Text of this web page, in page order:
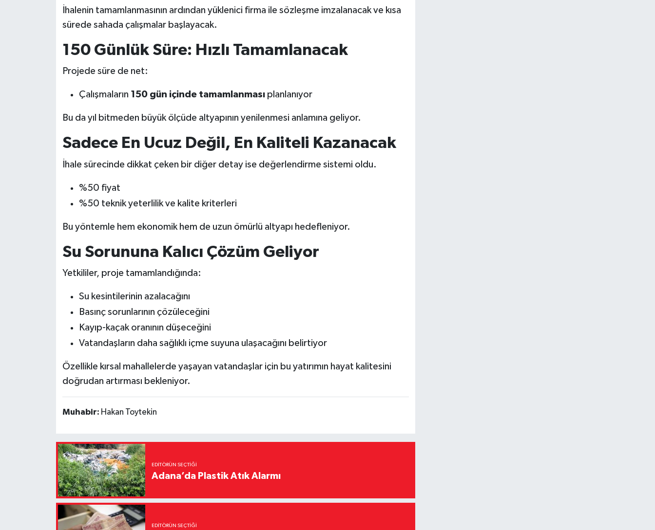
İhalenin tamamlanmasının ardından yüklenici firma ile sözleşme imzalanacak ve kısa
sürede sahada çalışmalar başlayacak.
150 Günlük Süre: Hızlı Tamamlanacak
Projede süre de net:
Çalışmaların 150 gün içinde tamamlanmasıplanlanıyor
Bu da yıl bitmeden büyük ölçüde altyapının yenilenmesi anlamına geliyor.
Sadece En Ucuz Değil, En Kaliteli Kazanacak
İhale sürecinde dikkat çeken bir diğer detay ise değerlendirme sistemi oldu.
%50 fiyat
%50 teknik yeterlilik ve kalite kriterleri
Bu yöntemle hem ekonomik hem de uzun ömürlü altyapı hedefleniyor.
Su Sorununa Kalıcı Çözüm Geliyor
Yetkililer, proje tamamlandığında:
Su kesintilerinin azalacağını
Basınç sorunlarının çözüleceğini
Kayıp-kaçak oranının düşeceğini
Vatandaşların daha sağlıklı içme suyuna ulaşacağını belirtiyor
Özellikle kırsal mahallelerde yaşayan vatandaşlar için bu yatırımın hayat kalitesini
doğrudan artırması bekleniyor.
Muhabir: Hakan Toytekin
EDITÖRÜN SEÇTIĞI
Adana’da Plastik Atık Alarmı
EDITÖRÜN SEÇTIĞI